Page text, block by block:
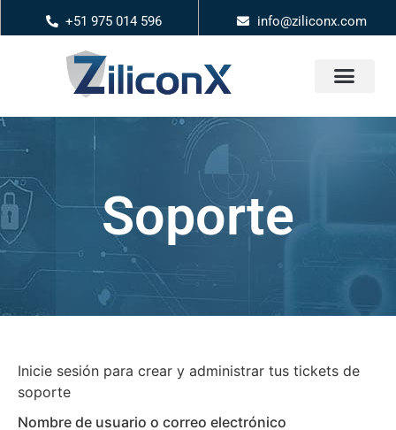
+51 975 014 596 info@ziliconx.com
Soporte
Inicie sesión para crear y administrar tus tickets de
soporte
Nombre de usuario o correo electrónico